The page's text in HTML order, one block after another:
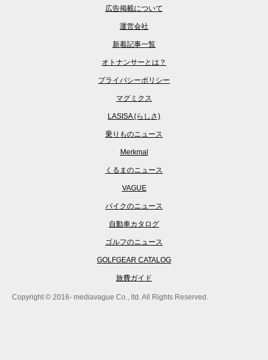
広告掲載について
運営会社
新着記事一覧
オトナンサーとは？
プライバシーポリシー
マグミクス
LASISA (らしさ)
乗りものニュース
Merkmal
くるまのニュース
VAGUE
バイクのニュース
自動車カタログ
ゴルフのニュース
GOLFGEAR CATALOG
旅費ガイド
Copyright © 2016- mediavague Co., ltd. All Rights Reserved.